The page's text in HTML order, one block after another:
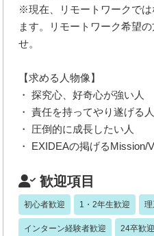
※現在、リモートワークで
ます。リモートワーク希望
せ。
【求める人物像】
・ 探究心、好奇心が強い人
・ 責任を持ってやり遂げる人
・ 圧倒的に成長したい人
・ EXIDEAの掲げるMission/
歓迎項目
初心者歓迎 1・2年生歓迎
インターン経験者歓迎 24卒歓迎